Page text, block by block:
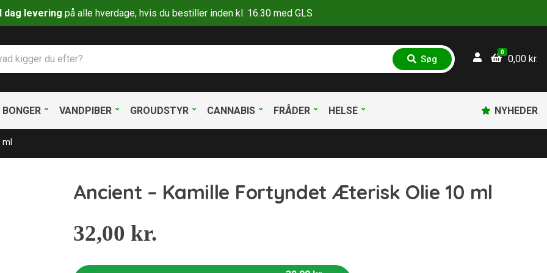
dag levering på alle hverdage, hvis du bestiller inden kl. 16.30 med GLS
S
ø
Søg
0
0,00 kr.
BONGER VANDPIBER GROUDSTYR CANNABIS FRÅDER HELSE NYHEDER
Ancient – Kamille Fortyndet Æterisk Olie 10 ml
32,00 kr.